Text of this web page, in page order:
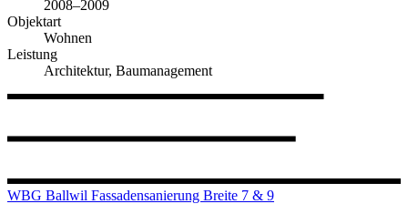
2008–2009
Objektart
Wohnen
Leistung
Architektur, Baumanagement
WBG Ballwil Fassadensanierung Breite 7 & 9